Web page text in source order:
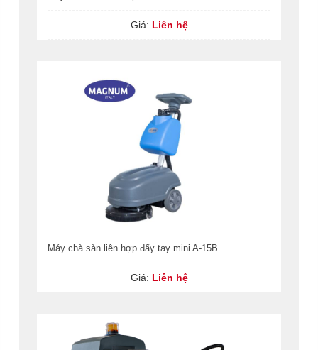
Giá: Liên hệ
Máy chà sàn liên hợp đẩy tay mini A-15B
Giá: Liên hệ